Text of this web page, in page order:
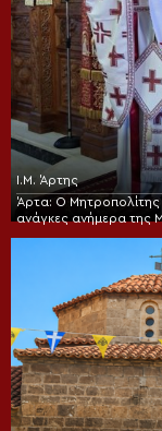
Ι.Μ. Άρτης
Άρτα: Ο Μητροπολίτης
ανάγκες ανήμερα